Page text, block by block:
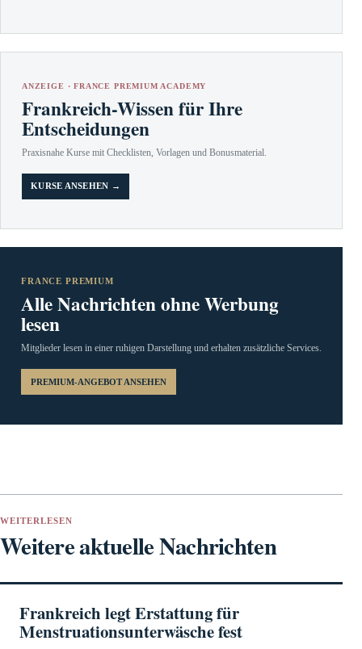
ANZEIGE · FRANCE PREMIUM ACADEMY
Frankreich-Wissen für Ihre
Entscheidungen
Praxisnahe Kurse mit Checklisten, Vorlagen und Bonusmaterial.
KURSE ANSEHEN →
FRANCE PREMIUM
Alle Nachrichten ohne Werbung
lesen
Mitglieder lesen in einer ruhigen Darstellung und erhalten zusätzliche Services.
PREMIUM-ANGEBOT ANSEHEN
WEITERLESEN
Weitere aktuelle Nachrichten
Frankreich legt Erstattung für
Menstruationsunterwäsche fest